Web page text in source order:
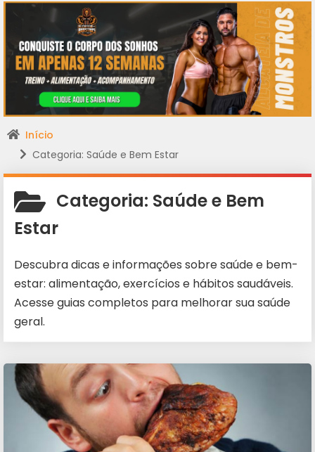
Início
Categoria: Saúde e Bem Estar
Categoria: Saúde e Bem
Estar
Descubra dicas e informações sobre saúde e bem-
estar: alimentação, exercícios e hábitos saudáveis.
Acesse guias completos para melhorar sua saúde
geral.